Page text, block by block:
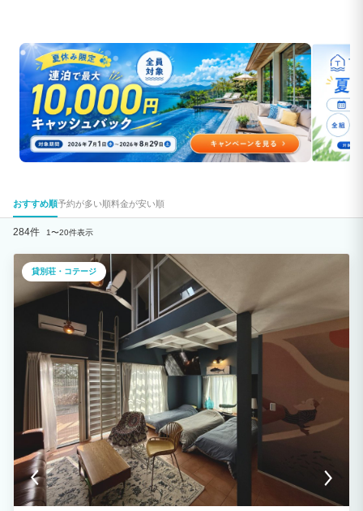
おすすめ順予約が多い順料金が安い順
284件 1〜20件表示
貸別荘・コテージ